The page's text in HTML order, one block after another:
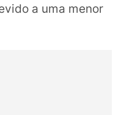
a uma menor